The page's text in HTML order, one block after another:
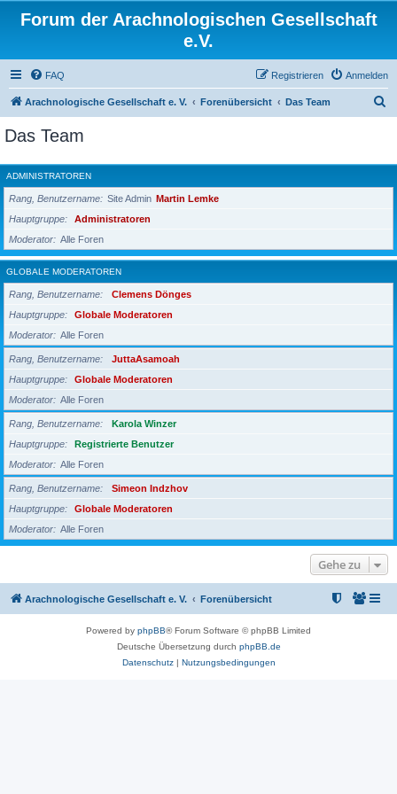
Forum der Arachnologischen Gesellschaft
e.V.
FAQ Anmelden
Registrieren
Arachnologische Gesellschaft e. V. Forenübersicht Das Team
h
e
Das Team
ADMINISTRATOREN
Rang, Benutzername Site Admin Martin Lemke
Hauptgruppe
Administratoren
Moderator
Alle Foren
GLOBALE MODERATOREN
Rang, Benutzername
Clemens Dönges
Hauptgruppe
Globale Moderatoren
Moderator
Alle Foren
Rang, Benutzername
JuttaAsamoah
Hauptgruppe
Globale Moderatoren
Moderator
Alle Foren
Rang, Benutzername
Karola Winzer
Hauptgruppe
Registrierte Benutzer
Moderator
Alle Foren
Rang, Benutzername
Simeon Indzhov
Hauptgruppe
Globale Moderatoren
Moderator
Alle Foren
Gehe zu
Arachnologische Gesellschaft e. V. Forenübersicht
Powered by phpBB® Forum Software © phpBB Limited
Deutsche Übersetzung durch phpBB.de
Datenschutz| Nutzungsbedingungen